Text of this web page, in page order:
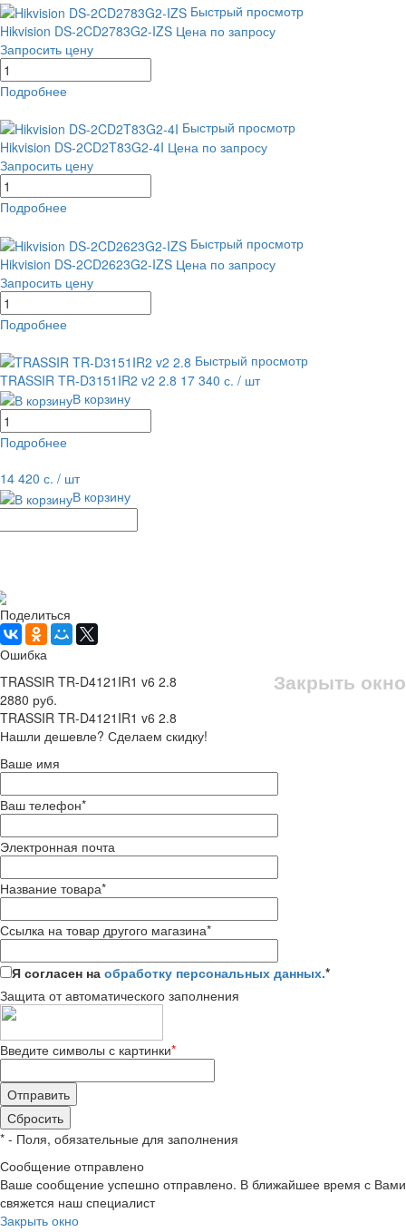
Быстрый просмотр
Hikvision DS-2CD2783G2-IZS Цена по запросу
Запросить цену
Подробнее
Быстрый просмотр
Hikvision DS-2CD2T83G2-4I Цена по запросу
Запросить цену
Подробнее
Быстрый просмотр
Hikvision DS-2CD2623G2-IZS Цена по запросу
Запросить цену
Подробнее
Быстрый просмотр
TRASSIR TR-D3151IR2 v2 2.8 17 340 с. / шт
В корзину
Подробнее
14 420 с. / шт
В корзину
Поделиться
Ошибка
Закрыть окно
TRASSIR TR-D4121IR1 v6 2.8
2880 руб.
TRASSIR TR-D4121IR1 v6 2.8
Нашли дешевле? Сделаем скидку!
Ваше имя
Ваш телефон*
Электронная почта
Название товара*
Ссылка на товар другого магазина*
Я согласен на обработку персональных данных.*
Защита от автоматического заполнения
Введите символы с картинки*
* - Поля, обязательные для заполнения
Сообщение отправлено
Ваше сообщение успешно отправлено. В ближайшее время с Вами
свяжется наш специалист
Закрыть окно